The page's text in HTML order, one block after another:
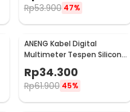
Rp53.900 47%
ANENG Kabel Digital
Multimeter Tespen Silicon
Rubber Wire 1000V - PT3003
Rp34.300
Rp61.900 45%